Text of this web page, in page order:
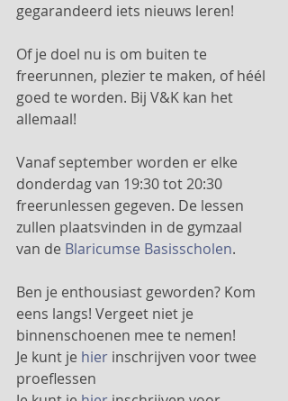
gegarandeerd iets nieuws leren!
Of je doel nu is om buiten te
freerunnen, plezier te maken, of héél
goed te worden. Bij V&K kan het
allemaal!
Vanaf september worden er elke
donderdag van 19:30 tot 20:30
freerunlessen gegeven. De lessen
zullen plaatsvinden in de gymzaal
van de Blaricumse Basisscholen.
Ben je enthousiast geworden? Kom
eens langs! Vergeet niet je
binnenschoenen mee te nemen!
Je kunt je hier inschrijven voor twee
proeflessen